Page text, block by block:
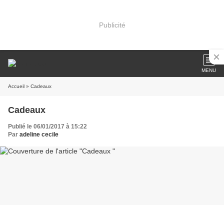
Publicité
MENU
Accueil » Cadeaux
Cadeaux
Publié le 06/01/2017 à 15:22
Par adeline cecile